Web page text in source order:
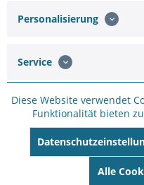
Hersteller:
EAN:
Beschreibung
Ultraweitwinkel-Objektiv
Premiumqualität 
Personalisierung
Service
Diese Website verwendet
Funktionalität bieten
Alle